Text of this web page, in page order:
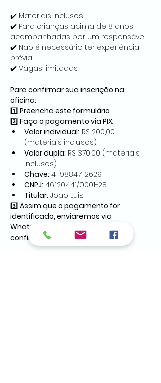
✔️ Materiais inclusos
✔️ Para crianças acima de 8 anos,
acompanhadas por um responsável
✔️ Não é necessário ter experiência
prévia
✔️ Vagas limitadas
Para confirmar sua inscrição na
oficina:
1️⃣ Preencha este formulário
2️⃣ Faça o pagamento via PIX:
Valor individual: R$ 200,00
(materiais inclusos)
Valor dupla: R$ 370,00 (materiais
inclusos)
Chave: 41 98847-2629
CNPJ: 46.120.441/0001-28
Titular: João Luis
3️⃣ Assim que o pagamento for
identificado, enviaremos via
WhatsApp uma mensagem de
confirmação da sua inscrição.